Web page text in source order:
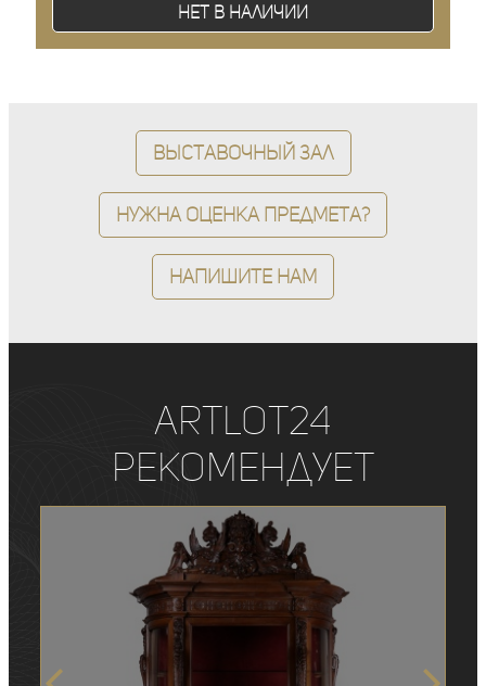
Нет в наличии
Выставочный зал
Нужна оценка предмета?
Напишите нам
ArtLot24
рекомендует